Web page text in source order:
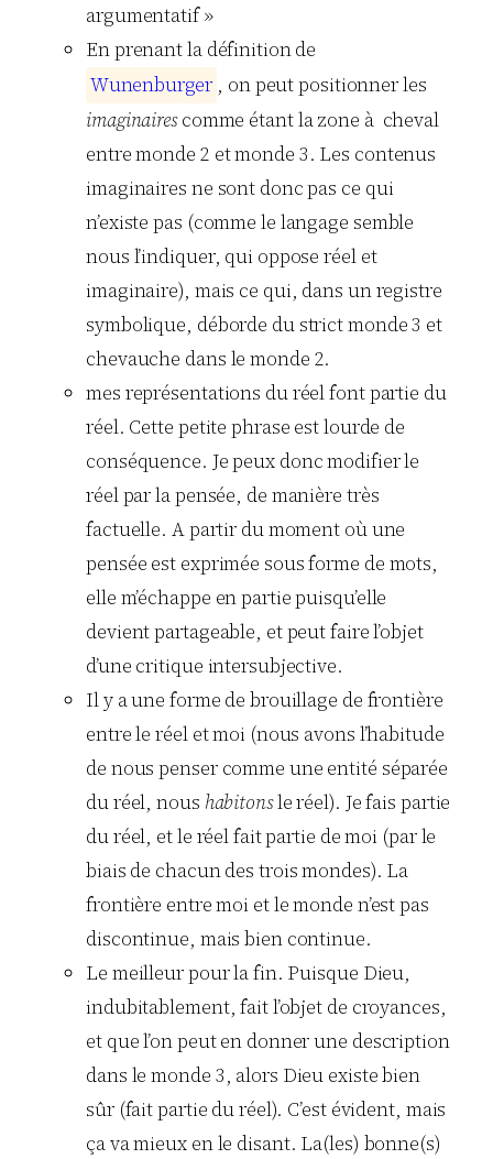
argumentatif »
En prenant la définition de
Wunenburger , on peut positionner les
imaginairescomme étant la zone à cheval
entre monde 2 et monde 3. Les contenus
imaginaires ne sont donc pas ce qui
n’existe pas (comme le langage semble
nous l’indiquer, qui oppose réel et
imaginaire), mais ce qui, dans un registre
symbolique, déborde du strict monde 3 et
chevauche dans le monde 2.
mes représentations du réel font partie du
réel. Cette petite phrase est lourde de
conséquence. Je peux donc modifier le
réel par la pensée, de manière très
factuelle. A partir du moment où une
pensée est exprimée sous forme de mots,
elle m’échappe en partie puisqu’elle
devient partageable, et peut faire l’objet
d’une critique intersubjective.
Il y a une forme de brouillage de frontière
entre le réel et moi (nous avons l’habitude
de nous penser comme une entité séparée
du réel, nous habitonsle réel). Je fais partie
du réel, et le réel fait partie de moi (par le
biais de chacun des trois mondes). La
frontière entre moi et le monde n’est pas
discontinue, mais bien continue.
Le meilleur pour la fin. Puisque Dieu,
indubitablement, fait l’objet de croyances,
et que l’on peut en donner une description
dans le monde 3, alors Dieu existe bien
sûr (fait partie du réel). C’est évident, mais
ça va mieux en le disant. La(les) bonne(s)